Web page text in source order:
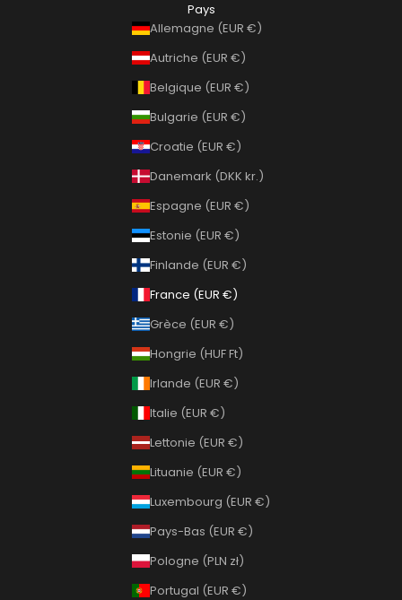
Pays
Allemagne (EUR €)
Autriche (EUR €)
Belgique (EUR €)
Bulgarie (EUR €)
Croatie (EUR €)
Danemark (DKK kr.)
Espagne (EUR €)
Estonie (EUR €)
Finlande (EUR €)
France (EUR €)
Grèce (EUR €)
Hongrie (HUF Ft)
Irlande (EUR €)
Italie (EUR €)
Lettonie (EUR €)
Lituanie (EUR €)
Luxembourg (EUR €)
Pays-Bas (EUR €)
Pologne (PLN zł)
Portugal (EUR €)